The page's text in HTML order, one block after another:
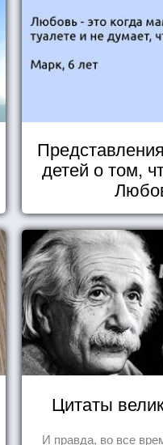
детей о том,
Цитаты
И правда, во все